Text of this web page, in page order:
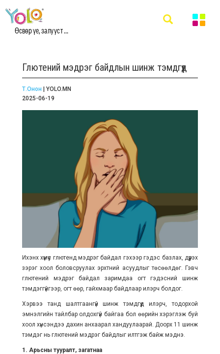
Өсвөр үе, залууст ...
Глютений мэдрэг байдлын шинж тэмдгүүд
Т.Онон | YOLO.MN
2025-06-19
Ихэнх хүмүүс глютенд мэдрэг байдал гэхээр гэдэс базлах, дүүрэх
зэрэг хоол боловсруулах эрхтний асуудлыг төсөөлдөг. Гэвч
глютений мэдрэг байдал заримдаа огт гэдэсний шинж
тэмдэггүйгээр, огт өөр, гайхмаар байдлаар илэрч болдог.
Хэрвээ танд шалтгаангүй шинж тэмдгүүд илэрч, тодорхой
эмнэлгийн тайлбар олдохгүй байгаа бол өөрийн хэрэглэж буй
хоол хүнсэндээ дахин анхаарал хандуулаарай. Доорх 11 шинж
тэмдэг нь глютений мэдрэг байдлыг илтгэж байж мэднэ.
1. Арьсны тууралт, загатнаа